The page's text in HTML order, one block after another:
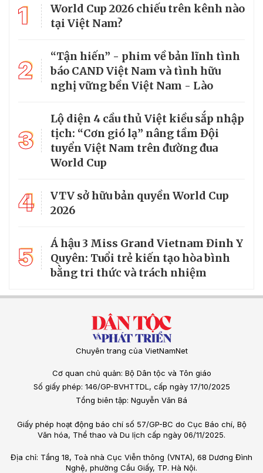
1
World Cup 2026 chiếu trên kênh nào
tại Việt Nam?
2
“Tận hiến” - phim về bản lĩnh tình
báo CAND Việt Nam và tình hữu
nghị vững bền Việt Nam - Lào
3
Lộ diện 4 cầu thủ Việt kiều sắp nhập
tịch: “Cơn gió lạ” nâng tầm Đội
tuyển Việt Nam trên đường đua
World Cup
4
VTV sở hữu bản quyền World Cup
2026
5
Á hậu 3 Miss Grand Vietnam Đinh Y
Quyên: Tuổi trẻ kiến tạo hòa bình
bằng tri thức và trách nhiệm
Chuyên trang của VietNamNet
Cơ quan chủ quản: Bộ Dân tộc và Tôn giáo
Số giấy phép: 146/GP-BVHTTDL, cấp ngày 17/10/2025
Tổng biên tập: Nguyễn Văn Bá
Giấy phép hoạt động báo chí số 57/GP-BC do Cục Báo chí, Bộ
Văn hóa, Thể thao và Du lịch cấp ngày 06/11/2025.
Địa chỉ: Tầng 18, Toà nhà Cục Viễn thông (VNTA), 68 Dương Đình
Nghệ, phường Cầu Giấy, TP. Hà Nội.